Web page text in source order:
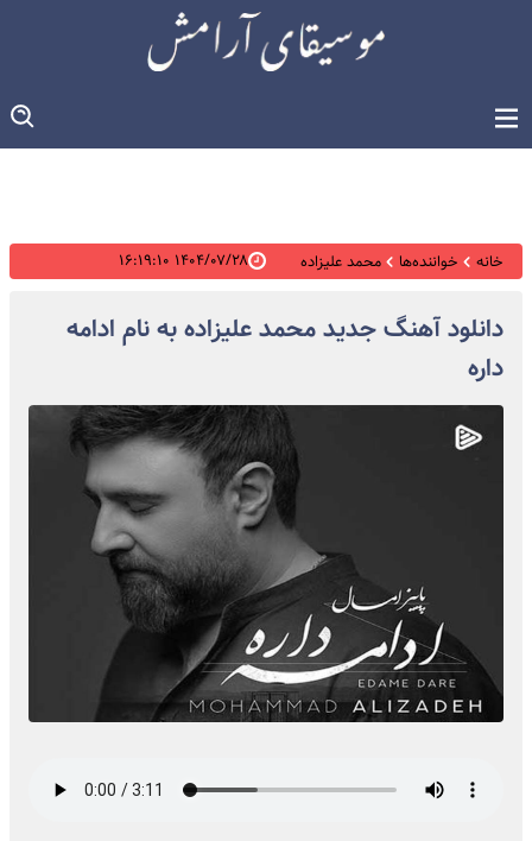
خانه خواننده‌ها محمد علیزاده ۱۴۰۴/۰۷/۲۸ ۱۶:۱۹:۱۰
دانلود آهنگ جدید محمد علیزاده به نام ادامه
داره